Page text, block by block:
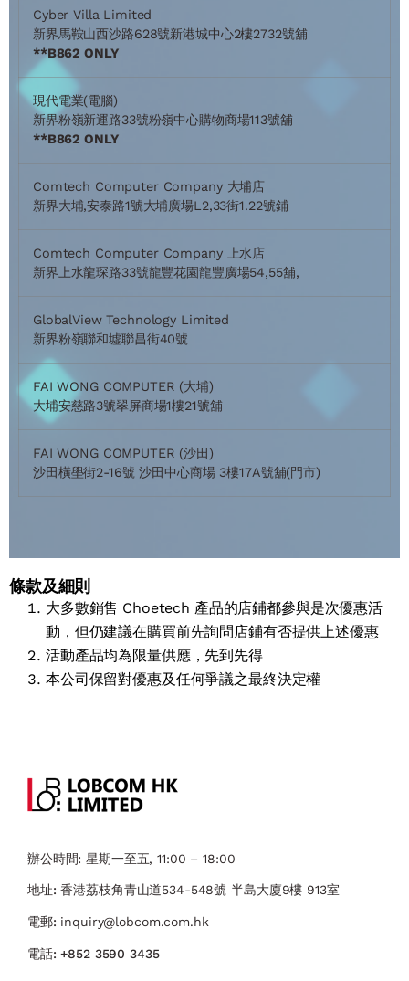
Cyber Villa Limited
新界馬鞍山西沙路628號新港城中心2樓2732號舖
**B862 ONLY
現代電業(電腦)
新界粉嶺新運路33號粉嶺中心購物商場113號舖
**B862 ONLY
Comtech Computer Company 大埔店
新界大埔,安泰路1號大埔廣場L2,33街1.22號鋪
Comtech Computer Company 上水店
新界上水龍琛路33號龍豐花園龍豐廣場54,55舖,
GlobalView Technology Limited
新界粉嶺聯和墟聯昌街40號
FAI WONG COMPUTER (大埔)
大埔安慈路3號翠屏商場1樓21號舖
FAI WONG COMPUTER (沙田)
沙田橫壆街2-16號 沙田中心商場 3樓17A號舖(門市)
條款及細則
大多數銷售 Choetech 產品的店鋪都參與是次優惠活
動，但仍建議在購買前先詢問店鋪有否提供上述優惠
活動產品均為限量供應，先到先得
本公司保留對優惠及任何爭議之最終決定權
辦公時間: 星期一至五, 11:00 – 18:00
地址: 香港荔枝角青山道534-548號 ​半島大廈9樓 913室
電郵: inquiry@lobcom.com.hk
電話:+852 3590 3435